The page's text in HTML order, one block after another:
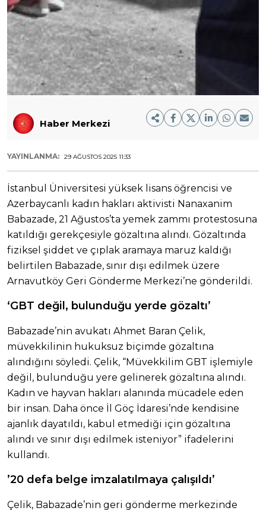
Haber Merkezi
YAYINLANMA: 29 AĞUSTOS 2025 11:33
İstanbul Üniversitesi yüksek lisans öğrencisi ve
Azerbaycanlı kadın hakları aktivisti Nanaxanim
Babazade, 21 Ağustos’ta yemek zammı protestosuna
katıldığı gerekçesiyle gözaltına alındı. Gözaltında
fiziksel şiddet ve çıplak aramaya maruz kaldığı
belirtilen Babazade, sınır dışı edilmek üzere
Arnavutköy Geri Gönderme Merkezi’ne gönderildi.
‘GBT değil, bulunduğu yerde gözaltı’
Babazade’nin avukatı Ahmet Baran Çelik,
müvekkilinin hukuksuz biçimde gözaltına
alındığını söyledi. Çelik, “Müvekkilim GBT işlemiyle
değil, bulunduğu yere gelinerek gözaltına alındı.
Kadın ve hayvan hakları alanında mücadele eden
bir insan. Daha önce İl Göç İdaresi’nde kendisine
ajanlık dayatıldı, kabul etmediği için gözaltına
alındı ve sınır dışı edilmek isteniyor” ifadelerini
kullandı.
’20 defa belge imzalatılmaya çalışıldı’
Çelik, Babazade’nin geri gönderme merkezinde